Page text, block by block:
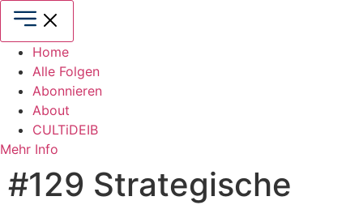
Zum
Inhalt
springenHome
Alle Folgen
Abonnieren
About
CULTiDEIB
Mehr Info
#129 Strategische